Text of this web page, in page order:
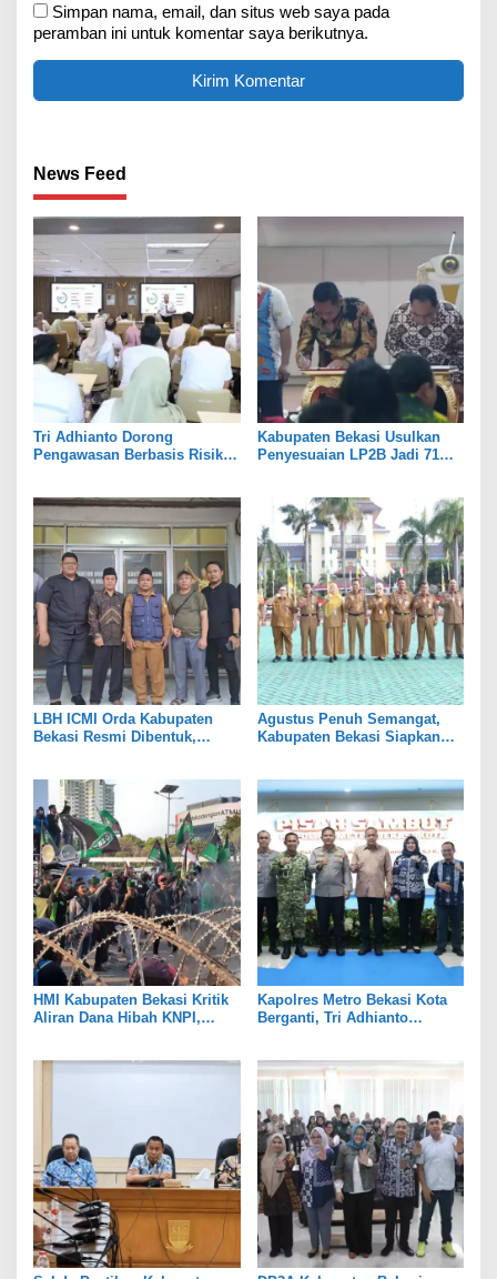
Simpan nama, email, dan situs web saya pada
peramban ini untuk komentar saya berikutnya.
News Feed
Tri Adhianto Dorong
Pengawasan Berbasis Risiko,
Kabupaten Bekasi Usulkan
Penyesuaian LP2B Jadi 71
LBH ICMI Orda Kabupaten
Bekasi Resmi Dibentuk,
Agustus Penuh Semangat,
Kabupaten Bekasi Siapkan
HMI Kabupaten Bekasi Kritik
Aliran Dana Hibah KNPI,
Kapolres Metro Bekasi Kota
Berganti, Tri Adhianto